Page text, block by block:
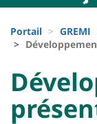
Block
liste
d'Ariane
Portail GREMI
:
: